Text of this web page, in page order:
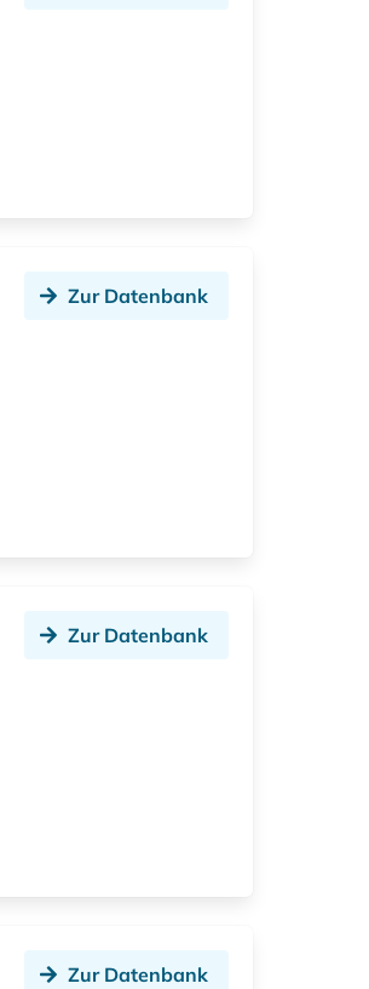
Zur Datenbank
Zur Datenbank
Zur Datenbank